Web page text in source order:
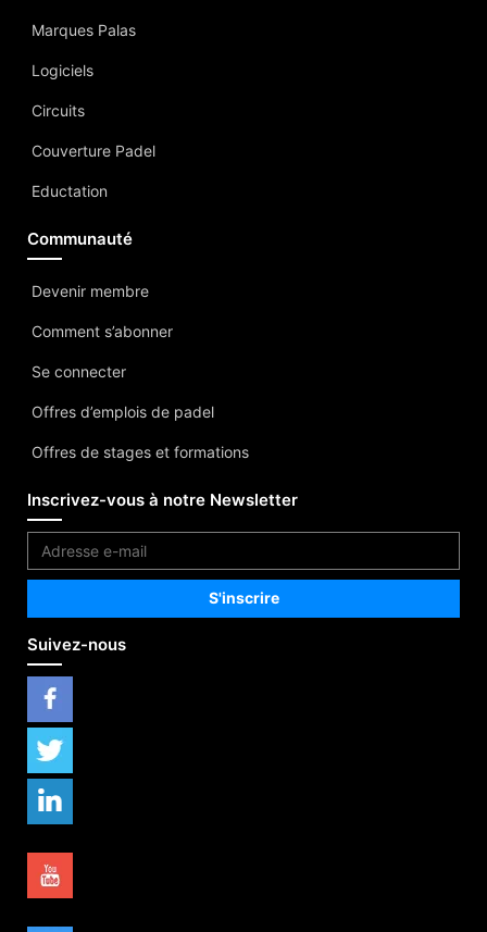
Marques Palas
Logiciels
Circuits
Couverture Padel
Eductation
Communauté
Devenir membre
Comment s’abonner
Se connecter
Offres d’emplois de padel
Offres de stages et formations
Inscrivez-vous à notre Newsletter
Suivez-nous